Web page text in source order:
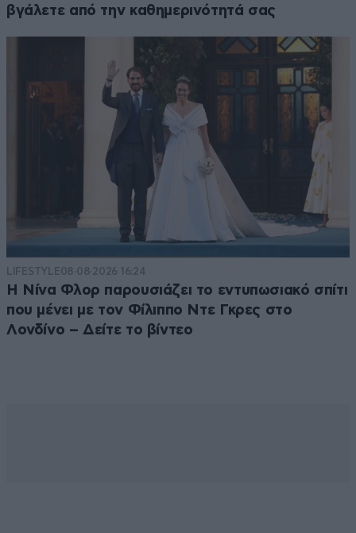
βγάλετε από την καθημερινότητά σας
LIFESTYLE08·08·2026 16:24
Η Νίνα Φλορ παρουσιάζει το εντυπωσιακό σπίτι
που μένει με τον Φίλιππο Ντε Γκρες στο
Λονδίνο – Δείτε το βίντεο